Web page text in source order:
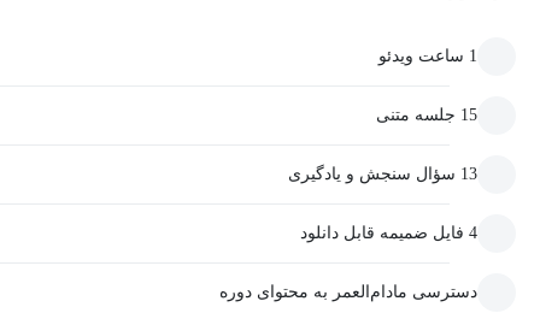
1 ساعت ویدئو
15 جلسه متنی
13 سؤال سنجش و یادگیری
4 فایل ضمیمه قابل دانلود
دسترسی مادام‌العمر به محتوای دوره